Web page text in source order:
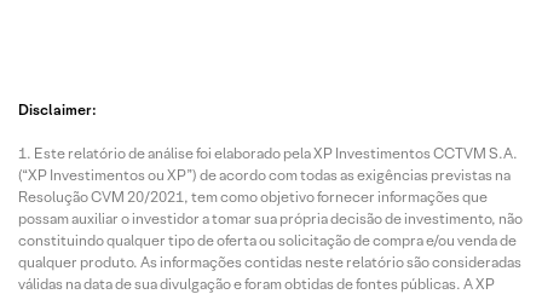
Disclaimer:
Este relatório de análise foi elaborado pela XP Investimentos CCTVM S.A.
(“XP Investimentos ou XP”) de acordo com todas as exigências previstas na
Resolução CVM 20/2021, tem como objetivo fornecer informações que
possam auxiliar o investidor a tomar sua própria decisão de investimento, não
constituindo qualquer tipo de oferta ou solicitação de compra e/ou venda de
qualquer produto. As informações contidas neste relatório são consideradas
válidas na data de sua divulgação e foram obtidas de fontes públicas. A XP